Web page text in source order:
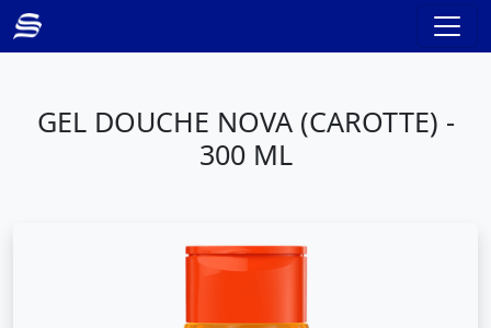
GEL DOUCHE NOVA (CAROTTE) -
300 ML